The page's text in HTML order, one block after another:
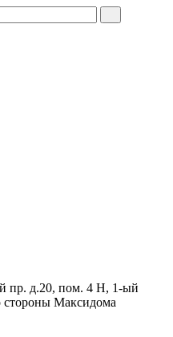
пр. д.20, пом. 4 Н, 1-ый
стороны Максидома